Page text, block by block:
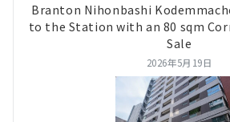
Branton Nihonbashi
to the Station with an 80 sqm
Sale
2026年5月19日